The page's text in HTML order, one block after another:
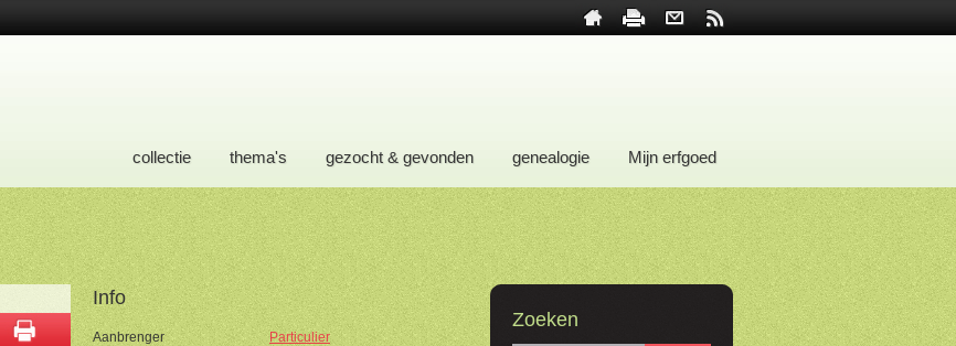
collectie thema's gezocht & gevonden genealogie Mijn erfgoed
Info
Aanbrenger
Particulier
Zoeken